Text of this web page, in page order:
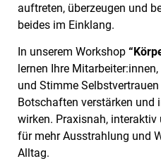
auftreten, überzeugen und
beides im Einklang.
In unserem Workshop
lernen Ihre
und Stimme
Botschaften verstärken und
wirken. Praxisnah,
für mehr Ausstrahlung und
Alltag.